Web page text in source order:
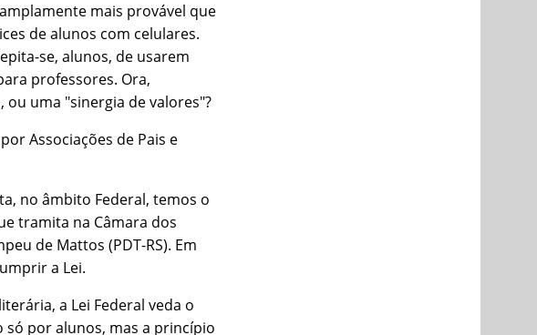
mais provável que
de alunos com celulares.
se, alunos, de usarem
professores. Ora,
uma "sinergia de valores"?
Associações de Pais e
no âmbito Federal, temos o
tramita na Câmara dos
de Mattos (PDT-RS). Em
a Lei.
a Lei Federal veda o
só por alunos, mas a princí­pio